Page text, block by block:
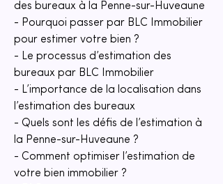
des bureaux à la Penne-sur-Huveaune
- Pourquoi passer par BLC Immobilier
pour estimer votre bien ?
- Le processus d’estimation des
bureaux par BLC Immobilier
- L’importance de la localisation dans
l’estimation des bureaux
- Quels sont les défis de l’estimation à
la Penne-sur-Huveaune ?
- Comment optimiser l’estimation de
votre bien immobilier ?